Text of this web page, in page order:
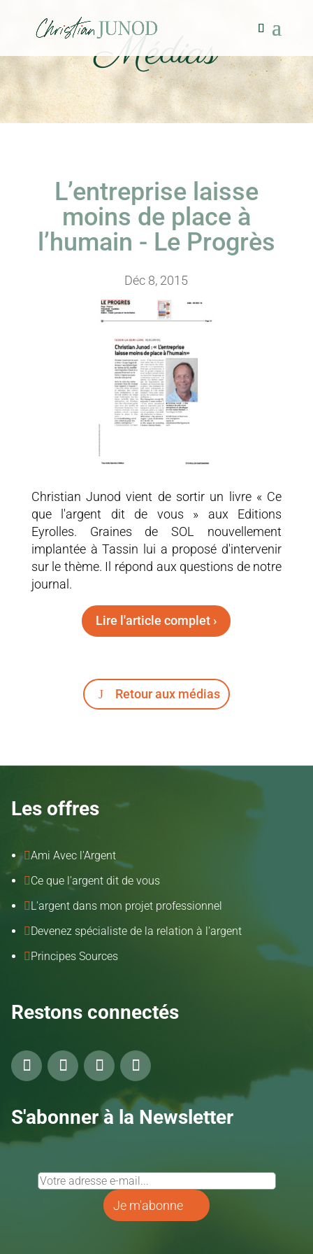
Médias
L’entreprise laisse
moins de place à
l’humain - Le Progrès
Déc 8, 2015
Christian Junod vient de sortir un livre « Ce
que l'argent dit de vous » aux Editions
Eyrolles. Graines de SOL nouvellement
implantée à Tassin lui a proposé d'intervenir
sur le thème. Il répond aux questions de notre
journal.
Lire l'article complet ›
Retour aux médias
Les offres
Ami Avec l'Argent
Ce que l'argent dit de vous
 L'argent dans mon projet professionnel
 Devenez spécialiste de la relation à l'argent
 Principes Sources
Restons connectés
S'abonner à la Newsletter
Je m'abonne